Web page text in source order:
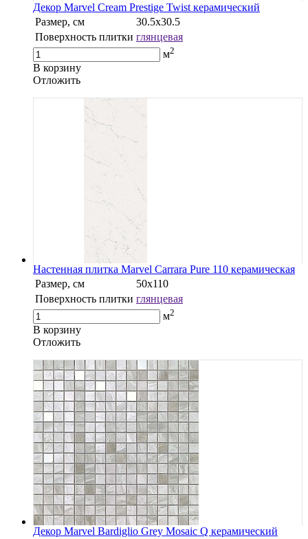
Декор Marvel Cream Prestige Twist керамический
Размер, см
30.5х30.5
Поверхность плитки глянцевая
м2
В корзину
Oтложить
Настенная плитка Marvel Carrara Pure 110 керамическая
Размер, см
50х110
Поверхность плитки глянцевая
м2
В корзину
Oтложить
Декор Marvel Bardiglio Grey Mosaic Q керамический